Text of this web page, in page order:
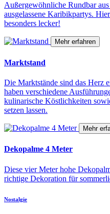
Außergewöhnliche Rundbar
ausgelassene Karibikpartys.
besonders lecker!
Mehr erfahren
Marktstand
Die Marktstände sind das Herz
haben verschiedene
kulinarische Köstlichkeiten
setzen lassen.
Mehr
Dekopalme 4 Meter
Diese vier Meter hohe
richtige Dekoration für
Nostalgie